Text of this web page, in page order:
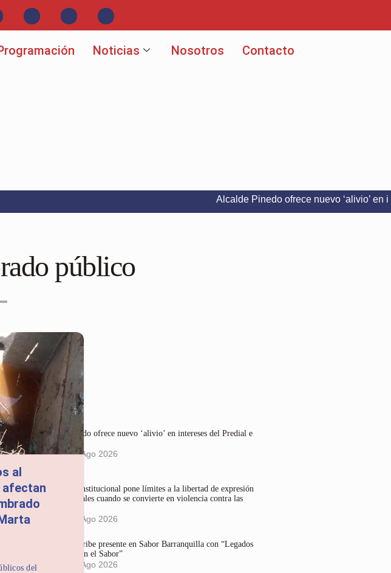
Noticias Nosotros Contacto
Alcalde Pinedo ofrece nuevo ‘alivio’ en intereses
público
al
del
noticias
Alcalde Pinedo ofrece nuevo ‘alivio’ en intereses del Predial e
7:21 pm08 Ago 2026
La Corte Constitucional pone límites a la libertad de expresión
en redes sociales cuando se convierte en violencia contra las
mujeres
05 Ago 2026
Gases del Caribe presente en Sabor Barranquilla con “Legados
que Conservan el Sabor”
05 Ago 2026